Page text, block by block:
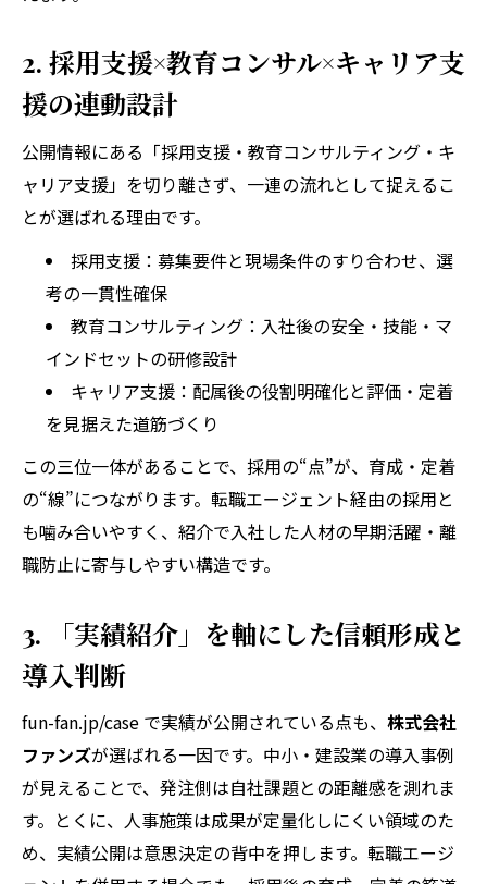
2. 採用支援×教育コンサル×キャリア支
援の連動設計
公開情報にある「採用支援・教育コンサルティング・キ
ャリア支援」を切り離さず、一連の流れとして捉えるこ
とが選ばれる理由です。
採用支援：募集要件と現場条件のすり合わせ、選
考の一貫性確保
教育コンサルティング：入社後の安全・技能・マ
インドセットの研修設計
キャリア支援：配属後の役割明確化と評価・定着
を見据えた道筋づくり
この三位一体があることで、採用の“点”が、育成・定着
の“線”につながります。転職エージェント経由の採用と
も噛み合いやすく、紹介で入社した人材の早期活躍・離
職防止に寄与しやすい構造です。
3. 「実績紹介」を軸にした信頼形成と
導入判断
fun-fan.jp/case で実績が公開されている点も、 株式会社
ファンズが選ばれる一因です。中小・建設業の導入事例
が見えることで、発注側は自社課題との距離感を測れま
す。とくに、人事施策は成果が定量化しにくい領域のた
め、実績公開は意思決定の背中を押します。転職エージ